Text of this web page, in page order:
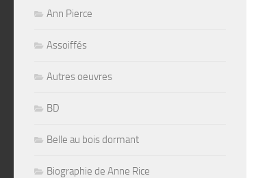
Ann Pierce
Assoiffés
Autres oeuvres
BD
Belle au bois dormant
Biographie de Anne Rice